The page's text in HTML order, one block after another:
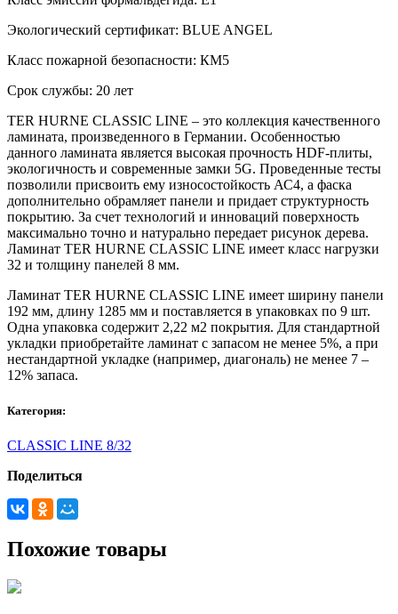
Экологический сертификат: BLUE ANGEL
Класс пожарной безопасности: КМ5
Срок службы: 20 лет
TER HURNE CLASSIC LINE – это коллекция качественного
ламината, произведенного в Германии. Особенностью
данного ламината является высокая прочность HDF-плиты,
экологичность и современные замки 5G. Проведенные тесты
позволили присвоить ему износостойкость АС4, а фаска
дополнительно обрамляет панели и придает структурность
покрытию. За счет технологий и инноваций поверхность
максимально точно и натурально передает рисунок дерева.
Ламинат TER HURNE CLASSIC LINE имеет класс нагрузки
32 и толщину панелей 8 мм.
Ламинат TER HURNE CLASSIC LINE имеет ширину панели
192 мм, длину 1285 мм и поставляется в упаковках по 9 шт.
Одна упаковка содержит 2,22 м2 покрытия. Для стандартной
укладки приобретайте ламинат с запасом не менее 5%, а при
нестандартной укладке (например, диагональ) не менее 7 –
12% запаса.
Категория:
CLASSIC LINE 8/32
Поделиться
Похожие товары